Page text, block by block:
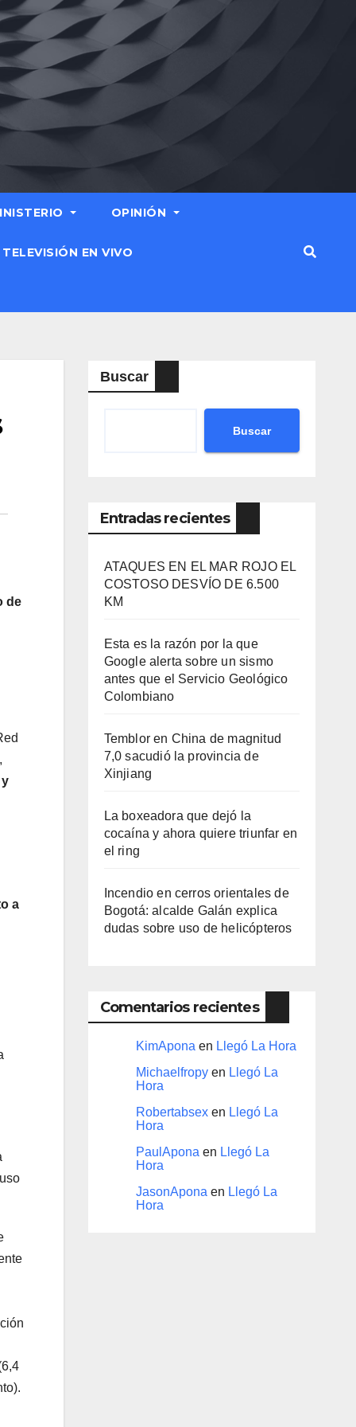
OPINIÓN
TELEVISIÓN EN VIVO
de
a
Buscar
Buscar
Entradas recientes
ATAQUES EN EL MAR ROJO EL
COSTOSO DESVÍO DE 6.500
KM
Esta es la razón por la que
Google alerta sobre un sismo
antes que el Servicio Geológico
Colombiano
Temblor en China de magnitud
7,0 sacudió la provincia de
Xinjiang
La boxeadora que dejó la
cocaína y ahora quiere triunfar en
el ring​
Incendio en cerros orientales de
Bogotá: alcalde Galán explica
dudas sobre uso de helicópteros
Comentarios recientes
KimAponaen Llegó La Hora
Michaelfropyen Llegó La
Hora
Robertabsexen Llegó La
Hora
PaulAponaen Llegó La
Hora
JasonAponaen Llegó La
Hora